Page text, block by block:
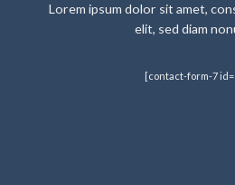
Lorem ipsum dolor sit amet,
elit, sed diam
[contact-form-7 id=